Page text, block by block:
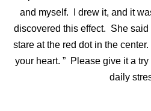
and myself.
I drew it, and it
discovered this effect. She said
stare at the red dot in the center.
your heart. ” Please give it a
daily